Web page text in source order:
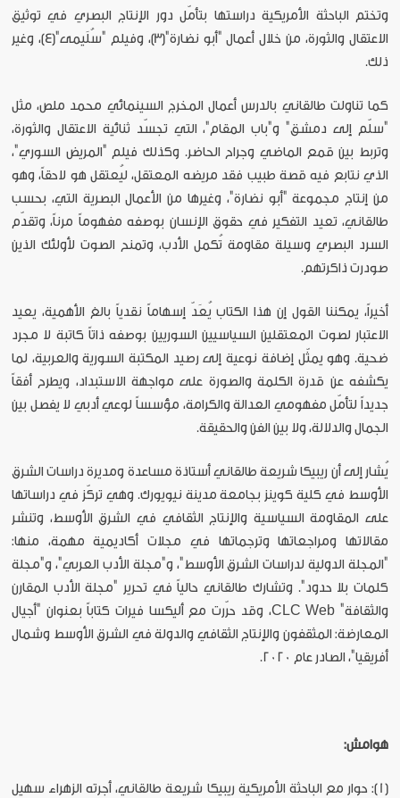
وتختم الباحثة الأمريكية دراستها بتأمّل دور الإنتاج البصري في توثيق
الاعتقال والثورة، من خلال أعمال "أبو نضارة"[3]، وفيلم "سُلَيمى"[4]، وغير
ذلك.
كما تناولت طالقاني بالدرس أعمال المخرج السينمائي محمد ملص، مثل
"سلّم إلى دمشق" و"باب المقام"، التي تجسّد ثنائية الاعتقال والثورة،
وتربط بين قمع الماضي وجراح الحاضر. وكذلك فيلم "المريض السوري"،
الذي نتابع فيه قصة طبيب فقد مريضه المعتقل، ليُعتقل هو لاحقاً، وهو
من إنتاج مجموعة "أبو نضارة"، وغيرها من الأعمال البصرية التي، بحسب
طالقاني، تعيد التفكير في حقوق الإنسان بوصفه مفهوماً مرناً، وتقدّم
السرد البصري وسيلة مقاومة تُكمل الأدب، وتمنح الصوت لأولئك الذين
صودرت ذاكرتهم.
أخيراً، يمكننا القول إن هذا الكتاب يُعَدّ إسهاماً نقدياً بالغ الأهمية، يعيد
الاعتبار لصوت المعتقلين السياسيين السوريين بوصفه ذاتاً كاتبة لا مجرد
ضحية. وهو يمثّل إضافة نوعية إلى رصيد المكتبة السورية والعربية، لما
يكشفه عن قدرة الكلمة والصورة على مواجهة الاستبداد، ويطرح أفقاً
جديداً لتأمّل مفهومي العدالة والكرامة، مؤسساً لوعي أدبي لا يفصل بين
الجمال والدلالة، ولا بين الفن والحقيقة.
يُشار إلى أن ريبيكا شريعة طالقاني أستاذة مساعدة ومديرة دراسات الشرق
الأوسط في كلية كوينز بجامعة مدينة نيويورك. وهي تركّز في دراساتها
على المقاومة السياسية والإنتاج الثقافي في الشرق الأوسط، وتنشر
مقالاتها ومراجعاتها وترجماتها في مجلات أكاديمية مهمة، منها:
"المجلة الدولية لدراسات الشرق الأوسط"، و"مجلة الأدب العربي"، و"مجلة
كلمات بلا حدود". وتشارك طالقاني حالياً في تحرير "مجلة الأدب المقارن
والثقافة" CLC Web، وقد حرّرت مع أليكسا فيرات كتاباً بعنوان "أجيال
المعارضة: المثقفون والإنتاج الثقافي والدولة في الشرق الأوسط وشمال
أفريقيا"، الصادر عام 2020.
هوامش:
[1]: حوار مع الباحثة الأمريكية ريبيكا شريعة طالقاني، أجرته الزهراء سهيل